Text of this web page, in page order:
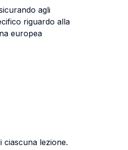
agli
riguardo alla
europea
ciascuna lezione.